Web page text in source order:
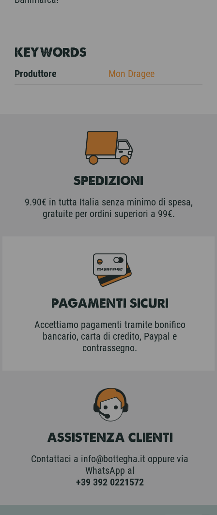
KEYWORDS
Produttore Mon Dragee
SPEDIZIONI
9.90€ in tutta Italia senza minimo di spesa,
gratuite per ordini superiori a 99€.
PAGAMENTI SICURI
Accettiamo pagamenti tramite bonifico
bancario, carta di credito, Paypal e
contrassegno.
ASSISTENZA CLIENTI
Contattaci a info@bottegha.it oppure via
WhatsApp al
+39 392 0221572